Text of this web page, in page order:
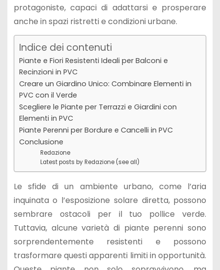
protagoniste, capaci di adattarsi e prosperare
anche in spazi ristretti e condizioni urbane.
Indice dei contenuti
Piante e Fiori Resistenti Ideali per Balconi e
Recinzioni in PVC
Creare un Giardino Unico: Combinare Elementi in
PVC con il Verde
Scegliere le Piante per Terrazzi e Giardini con
Elementi in PVC
Piante Perenni per Bordure e Cancelli in PVC
Conclusione
Redazione
Latest posts by Redazione (see all)
Le sfide di un ambiente urbano, come l’aria
inquinata o l’esposizione solare diretta, possono
sembrare ostacoli per il tuo pollice verde.
Tuttavia, alcune varietà di piante perenni sono
sorprendentemente resistenti e possono
trasformare questi apparenti limiti in opportunità.